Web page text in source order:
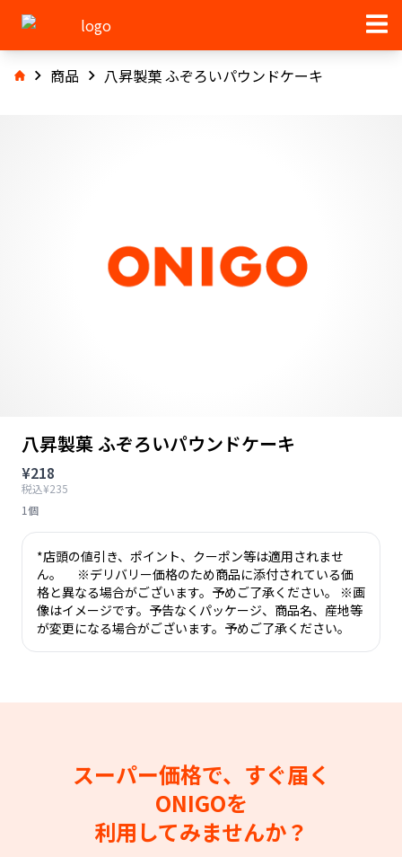
商品 八昇製菓 ふぞろいパウンドケーキ
八昇製菓 ふぞろいパウンドケーキ
¥218
税込¥235
1個
*店頭の値引き、ポイント、クーポン等は適用されませ
ん。 ※デリバリー価格のため商品に添付されている価
格と異なる場合がございます。予めご了承ください。 ※画
像はイメージです。予告なくパッケージ、商品名、産地等
が変更になる場合がございます。予めご了承ください。
スーパー価格で、すぐ届く
ONIGOを
利用してみませんか？